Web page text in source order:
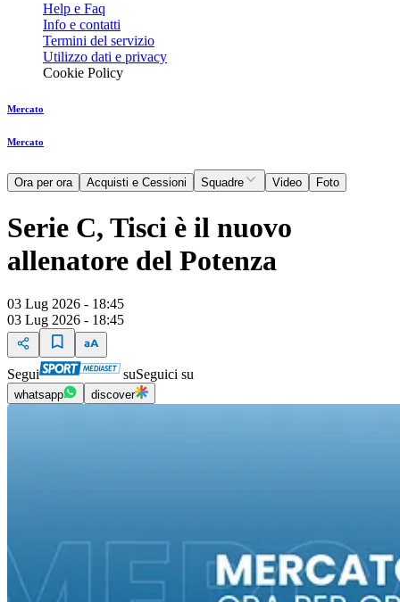
Help e Faq
Info e contatti
Termini del servizio
Utilizzo dati e privacy
Cookie Policy
Mercato
Mercato
Ora per ora Acquisti e Cessioni Squadre Video Foto
Serie C, Tisci è il nuovo
allenatore del Potenza
03 Lug 2026 - 18:45
03 Lug 2026 - 18:45
Segui suSeguici su
whatsapp discover